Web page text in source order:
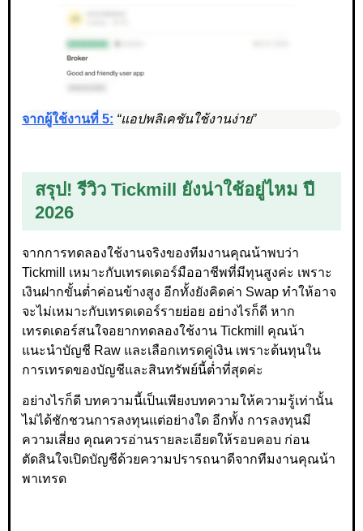
จากผู้ใช้งานที่ 5: “แอปพลิเคชันใช้งานง่าย”
สรุป! รีวิว Tickmill ยังน่าใช้อยู่ไหม ปี
2026
จากการทดลองใช้งานจริงของทีมงานคุณน้าพบว่า
Tickmill เหมาะกับเทรดเดอร์มืออาชีพที่มีทุนสูงค่ะ เพราะ
เงินฝากขั้นต่ำค่อนข้างสูง อีกทั้งยังคิดค่า Swap ทำให้อาจ
จะไม่เหมาะกับเทรดเดอร์รายย่อย อย่างไรก็ดี หาก
เทรดเดอร์สนใจอยากทดลองใช้งาน Tickmill คุณน้า
แนะนำบัญชี Raw และเลือกเทรดคู่เงิน เพราะต้นทุนใน
การเทรดของบัญชีและสินทรัพย์นี้ต่ำที่สุดค่ะ
อย่างไรก็ดี บทความนี้เป็นเพียงบทความให้ความรู้เท่านั้น
ไม่ได้ชักชวนการลงทุนแต่อย่างใด อีกทั้ง การลงทุนมี
ความเสี่ยง คุณควรอ่านรายละเอียดให้รอบคอบ ก่อน
ตัดสินใจเปิดบัญชีด้วยความปรารถนาดีจากทีมงานคุณน้า
พาเทรด